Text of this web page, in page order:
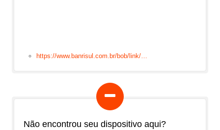
https://www.banrisul.com.br/bob/link/…
Não encontrou seu dispositivo aqui?